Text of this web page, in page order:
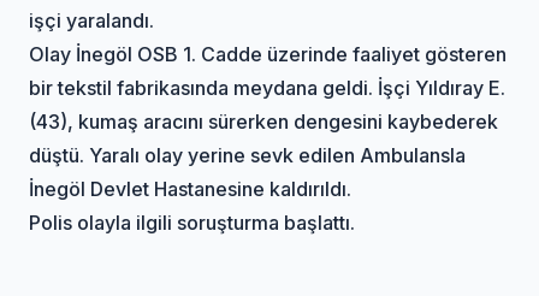
işçi yaralandı.
Olay İnegöl OSB 1. Cadde üzerinde faaliyet gösteren
bir tekstil fabrikasında meydana geldi. İşçi Yıldıray E.
(43), kumaş aracını sürerken dengesini kaybederek
düştü. Yaralı olay yerine sevk edilen Ambulansla
İnegöl Devlet Hastanesine kaldırıldı.
Polis olayla ilgili soruşturma başlattı.